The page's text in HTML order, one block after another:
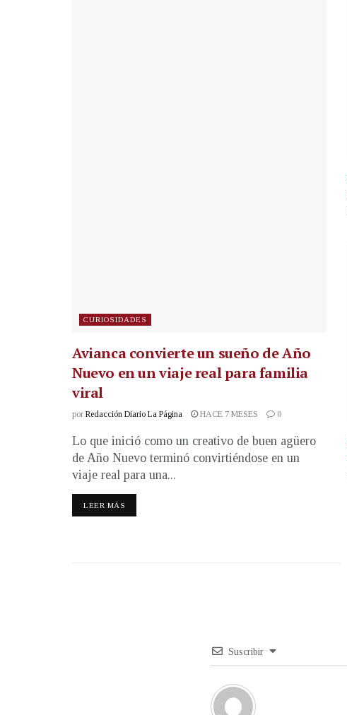
CURIOSIDADES
Avianca convierte un sueño de Año
Nuevo en un viaje real para familia
viral
por Redacción Diario La Página HACE 7 MESES 0
Lo que inició como un creativo de buen agüero
de Año Nuevo terminó convirtiéndose en un
viaje real para una...
LEER MÁS
Suscribir